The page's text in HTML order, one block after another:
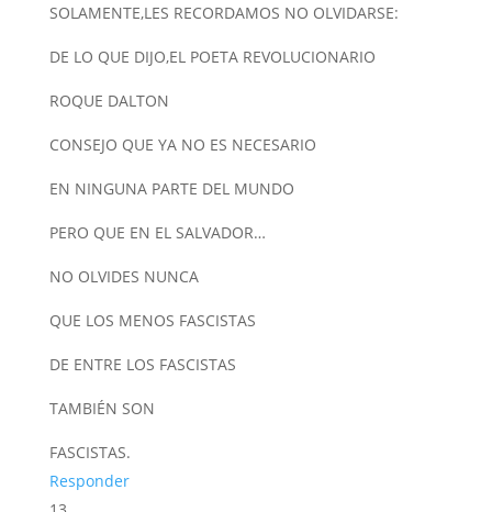
SOLAMENTE,LES RECORDAMOS NO OLVIDARSE:
DE LO QUE DIJO,EL POETA REVOLUCIONARIO
ROQUE DALTON
CONSEJO QUE YA NO ES NECESARIO
EN NINGUNA PARTE DEL MUNDO
PERO QUE EN EL SALVADOR…
NO OLVIDES NUNCA
QUE LOS MENOS FASCISTAS
DE ENTRE LOS FASCISTAS
TAMBIÉN SON
FASCISTAS.
Responder